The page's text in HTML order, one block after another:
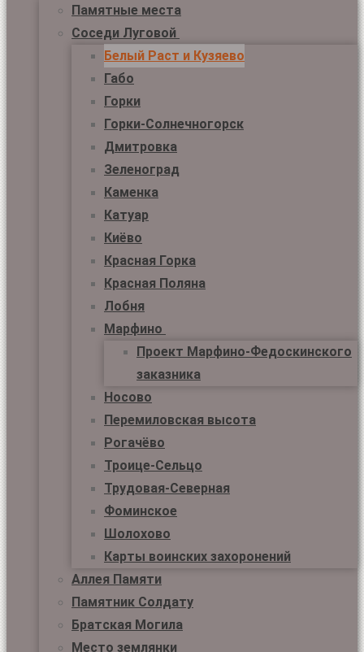
Памятные места
Соседи Луговой
Белый Раст и Кузяево
Габо
Горки
Горки-Солнечногорск
Дмитровка
Зеленоград
Каменка
Катуар
Киёво
Красная Горка
Красная Поляна
Лобня
Марфино
Проект Марфино-Федоскинского
заказника
Носово
Перемиловская высота
Рогачёво
Троице-Сельцо
Трудовая-Северная
Фоминское
Шолохово
Карты воинских захоронений
Аллея Памяти
Памятник Солдату
Братская Могила
Место землянки